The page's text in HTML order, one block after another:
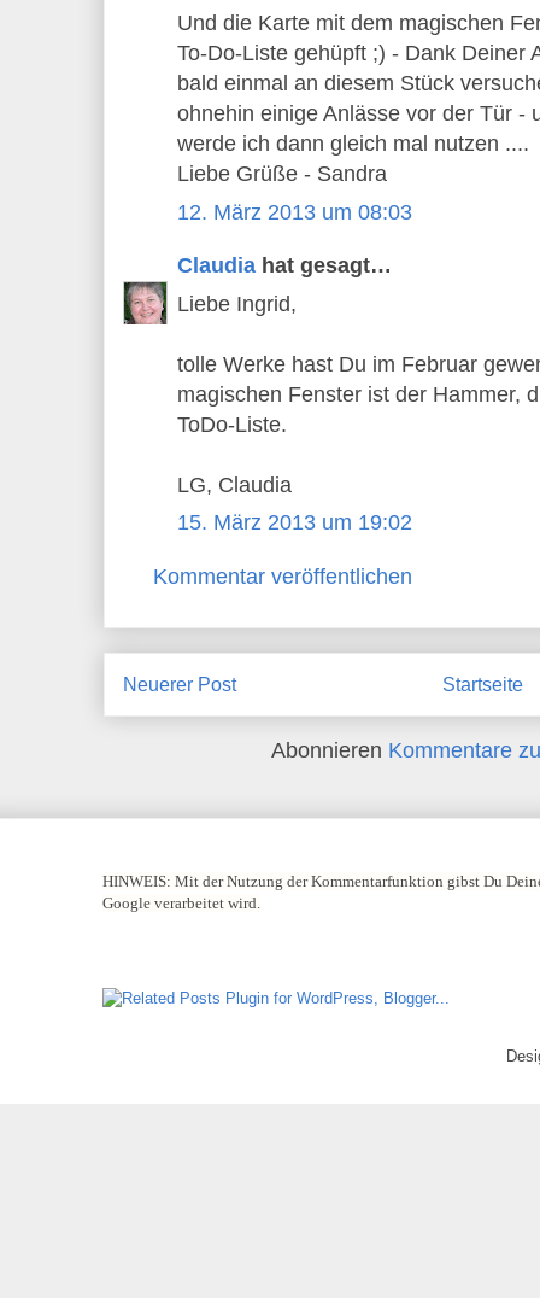
Und die Karte mit dem magischen
To-Do-Liste gehüpft ;) - Dank Deiner
bald einmal an diesem Stück
ohnehin einige Anlässe vor der Tür -
werde ich dann gleich mal nutzen ....
Liebe Grüße - Sandra
12. März 2013 um 08:03
Claudia hat gesagt…
Liebe Ingrid,
tolle Werke hast Du im Februar
magischen Fenster ist der Hammer,
ToDo-Liste.
LG, Claudia
15. März 2013 um 19:02
Kommentar veröffentlichen
Neuerer Post Startseite
Abonnieren Kommentare
HINWEIS: Mit der Nutzung der Kommentarfunktion gibst Du
Google verarbeitet wird.